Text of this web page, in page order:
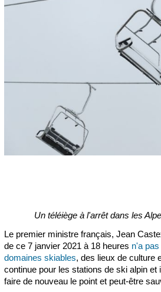
Un téléiège à l'arrêt dans les
Le premier ministre français, Jean
de ce 7 janvier 2021 à 18 heures n'a
domaines skiables, des lieux de culture
continue pour les stations de ski alpin et
faire de nouveau le point et peut-être